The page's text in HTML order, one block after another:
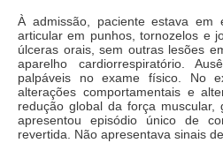
À admissão, paciente estava em
articular em punhos, tornozelos e
úlceras orais, sem outras lesões
aparelho cardiorrespiratório.
palpáveis no exame físico. No
alterações comportamentais e
redução global da força
apresentou episódio único de
revertida. Não apresentava sinais